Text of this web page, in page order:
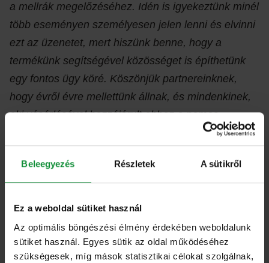
Beleegyezés Részletek A sütikről
Ez a weboldal sütiket használ
Az optimális böngészési élmény érdekében weboldalunk
sütiket használ. Egyes sütik az oldal működéséhez
szükségesek, míg mások statisztikai célokat szolgálnak,
a mellrák megelőzéséhez. Idén is igyekeztünk minél
több eseményen személyesen jelen lenni és elvinni
ezt az üzenetet, mert hiszünk benne, hogy a
termékünk segítségével közösséget is építhetünk
egy fontos ügy köré. Köszönjük partnereinknek,
hogy évről évre mellettünk állnak, és mindenkinek,
aki vásárlásával hozzájárult ehhez a nemes
– mondta Spielmann Laura, az Eisberg
vezetője.
Példátlan összefogás 160 helyszínen
A Mellrákinfó Egyesület idén is elindította országos
Pink Gasztro kampányát, amely minden eddiginél